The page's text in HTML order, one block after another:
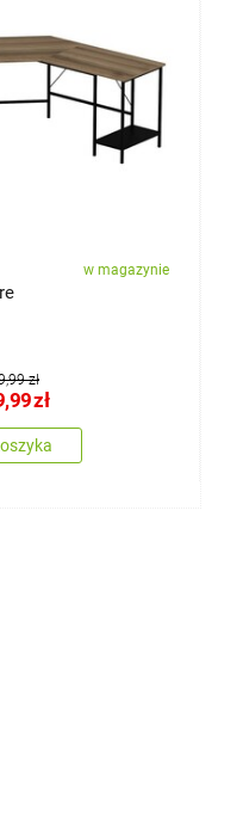
w magazynie
zł
zł